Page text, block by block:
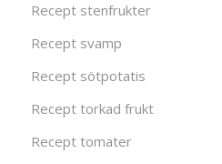
Recept stenfrukter
Recept svamp
Recept sötpotatis
Recept torkad frukt
Recept tomater